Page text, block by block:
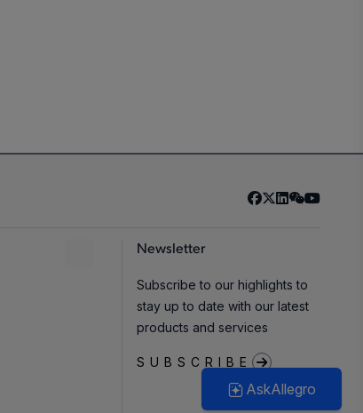
Newsletter
Subscribe to our highlights to
stay up to date with our latest
products and services
SUBSCRIBE
AskAllegro